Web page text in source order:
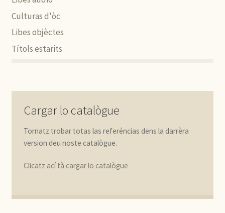
Culturas d'òc
Libes objèctes
Títols estarits
Cargar lo catalògue
Tornatz trobar totas las referéncias dens la darrèra
version deu noste catalògue.
Clicatz ací tà cargar lo catalògue